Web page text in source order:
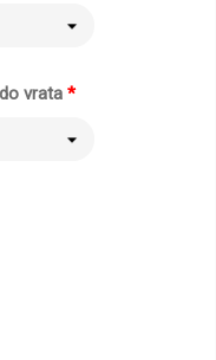
*
vrata